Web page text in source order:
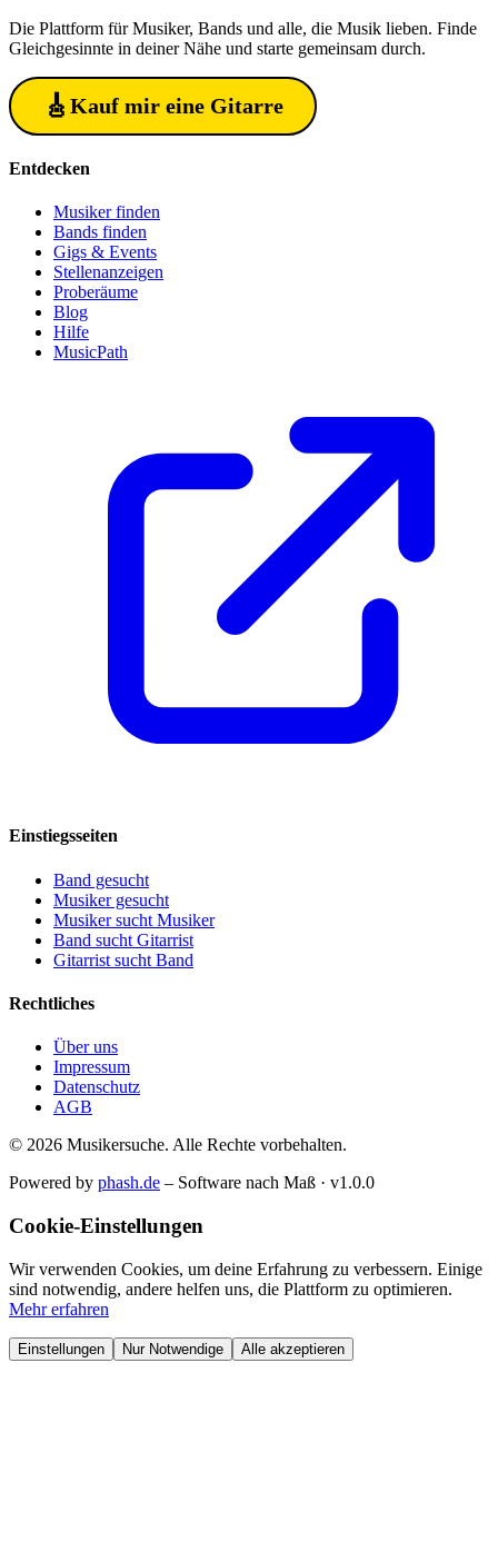
Die Plattform für Musiker, Bands und alle, die Musik lieben. Finde
Gleichgesinnte in deiner Nähe und starte gemeinsam durch.
🎸 Kauf mir eine Gitarre
Entdecken
Musiker finden
Bands finden
Gigs & Events
Stellenanzeigen
Proberäume
Blog
Hilfe
MusicPath
Einstiegsseiten
Band gesucht
Musiker gesucht
Musiker sucht Musiker
Band sucht Gitarrist
Gitarrist sucht Band
Rechtliches
Über uns
Impressum
Datenschutz
AGB
© 2026 Musikersuche. Alle Rechte vorbehalten.
Powered by phash.de – Software nach Maß · v1.0.0
Cookie-Einstellungen
Wir verwenden Cookies, um deine Erfahrung zu verbessern. Einige
sind notwendig, andere helfen uns, die Plattform zu optimieren.
Mehr erfahren
Einstellungen Nur Notwendige Alle akzeptieren